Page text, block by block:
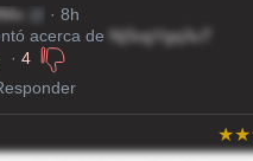
· 8h
acerca de
NjSvgYgq3uT
· 4